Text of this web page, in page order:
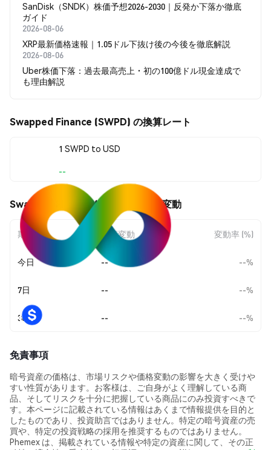
SanDisk（SNDK）株価予想2026-2030｜反発か下落か徹底
ガイド
2026-08-06
XRP最新価格速報｜1.05ドル下抜け後の今後を徹底解説
2026-08-06
Uber株価下落：過去最高売上・初の100億ドル現金達成で
も理由解説
Swapped Finance (SWPD) の換算レート
1 SWPD to USD
--
Swapped Finance (SWPD) の価格変動
期間 金額変動 変動率 (%)
今日 -- --%
7日 -- --%
30日 -- --%
免責事項
暗号資産の価格は、市場リスクや価格変動の影響を大きく受けや
すい性質があります。お客様は、ご自身がよく理解している商
品、そしてリスクを十分に把握している商品にのみ投資すべきで
す。本ページに記載されている情報はあくまで情報提供を目的と
したものであり、投資助言ではありません。特定の暗号資産の売
買や、特定の投資戦略の採用を推奨するものではありません。
Phemex は、掲載されている情報や特定の資産に関して、その正